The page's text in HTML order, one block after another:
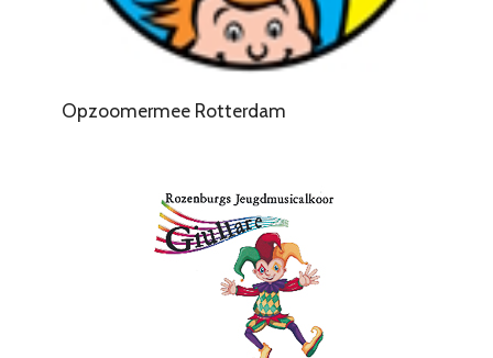
Opzoomermee Rotterdam